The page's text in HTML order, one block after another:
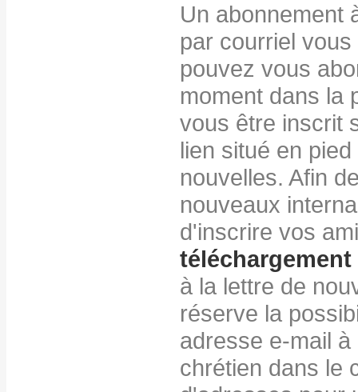
Un abonnement
par courriel
pouvez vous
moment dans la
vous être inscrit
lien situé en
nouvelles. Afin
nouveaux
d'inscrire vos
à la lettre de
réserve la
adresse e-mail
chrétien dans le